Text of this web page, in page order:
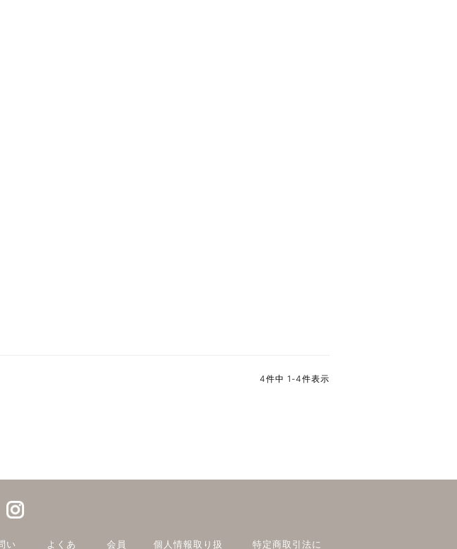
4件中 1 -4件表示
い よくあ 会員 個人情報取り扱 特定商取引法に